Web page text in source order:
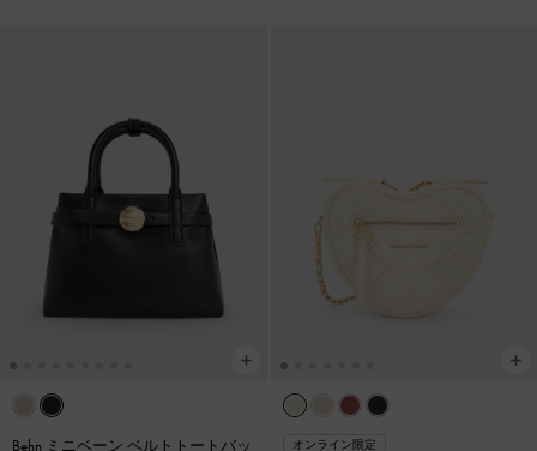
Behn ミニベーン ベルトトートバッ オンライン限定